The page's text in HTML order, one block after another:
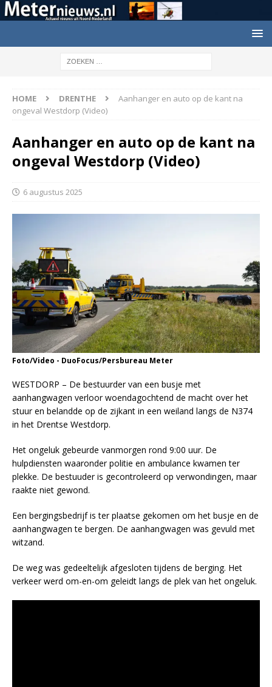
HOME DRENTHE
Aanhanger en auto op de kant na
ongeval Westdorp (Video)
Aanhanger en auto op de kant na
ongeval Westdorp (Video)
6 augustus 2025
Foto/Video - DuoFocus/Persbureau Meter
WESTDORP – De bestuurder van een busje met
aanhangwagen verloor woendagochtend de macht over het
stuur en belandde op de zijkant in een weiland langs de N374
in het Drentse Westdorp.
Het ongeluk gebeurde vanmorgen rond 9:00 uur. De
hulpdiensten waaronder politie en ambulance kwamen ter
plekke. De bestuuder is gecontroleerd op verwondingen, maar
raakte niet gewond.
Een bergingsbedrijf is ter plaatse gekomen om het busje en de
aanhangwagen te bergen. De aanhangwagen was gevuld met
witzand.
De weg was gedeeltelijk afgesloten tijdens de berging. Het
verkeer werd om-en-om geleidt langs de plek van het ongeluk.